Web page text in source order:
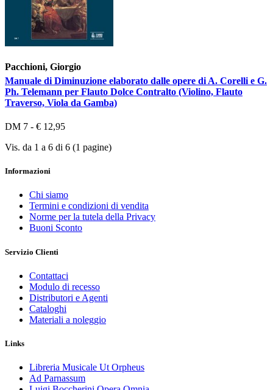
Pacchioni, Giorgio
Manuale di Diminuzione elaborato dalle opere di A. Corelli e G.
Ph. Telemann per Flauto Dolce Contralto (Violino, Flauto
Traverso, Viola da Gamba)
DM 7 - € 12,95
Vis. da 1 a 6 di 6 (1 pagine)
Informazioni
Chi siamo
Termini e condizioni di vendita
Norme per la tutela della Privacy
Buoni Sconto
Servizio Clienti
Contattaci
Modulo di recesso
Distributori e Agenti
Cataloghi
Materiali a noleggio
Links
Libreria Musicale Ut Orpheus
Ad Parnassum